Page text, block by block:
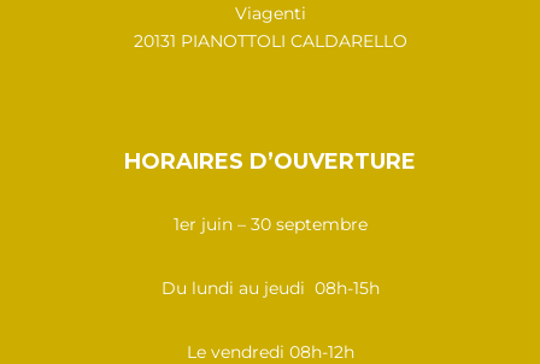
Viagenti
20131 PIANOTTOLI CALDARELLO
HORAIRES D’OUVERTURE
1er juin – 30 septembre
Du lundi au jeudi 08h-15h
Le vendredi 08h-12h